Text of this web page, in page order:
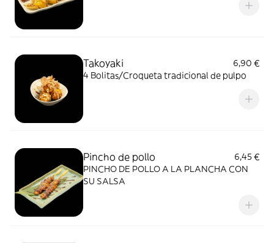
Takoyaki
6,90 €
4 Bolitas/Croqueta tradicional de pulpo
Pincho de pollo
6,45 €
PINCHO DE POLLO A LA PLANCHA CON
SU SALSA